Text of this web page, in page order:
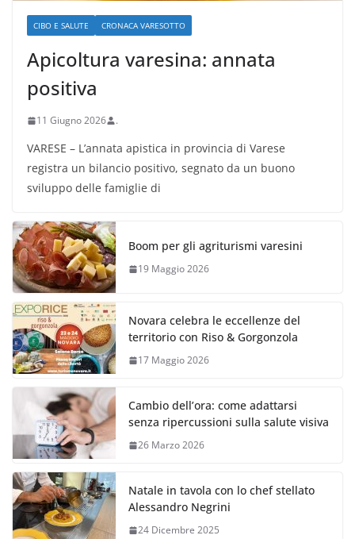
CIBO E SALUTE CRONACA VARESOTTO
Apicoltura varesina: annata
positiva
11 Giugno 2026 .
VARESE – L’annata apistica in provincia di Varese
registra un bilancio positivo, segnato da un buono
sviluppo delle famiglie di
Boom per gli agriturismi varesini
19 Maggio 2026
Novara celebra le eccellenze del
territorio con Riso & Gorgonzola
17 Maggio 2026
Cambio dell’ora: come adattarsi
senza ripercussioni sulla salute visiva
26 Marzo 2026
Natale in tavola con lo chef stellato
Alessandro Negrini
24 Dicembre 2025